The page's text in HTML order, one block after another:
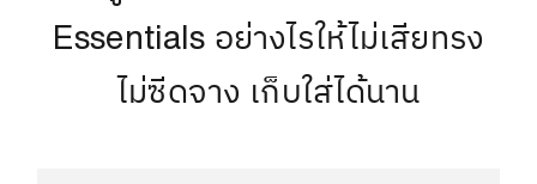
Essentials อย่างไรให้ไม่เสียทรง
ไม่ซีดจาง เก็บใส่ได้นาน